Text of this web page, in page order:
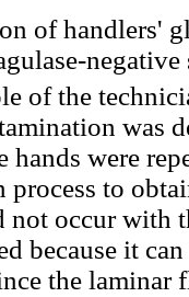
of handlers'
of the
was
hands were
process to
not occur with
because it
the laminar